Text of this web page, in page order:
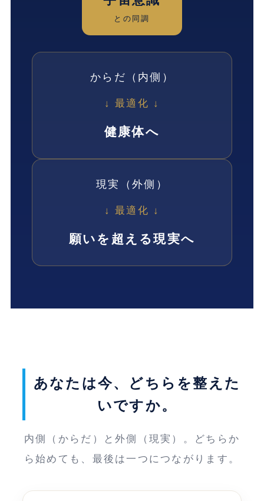
との同調
からだ（内側）
↓ 最適化 ↓
健康体へ
現実（外側）
↓ 最適化 ↓
願いを超える現実へ
あなたは今、どちらを整えた
いですか。
内側（からだ）と外側（現実）。どちらか
ら始めても、最後は一つにつながります。